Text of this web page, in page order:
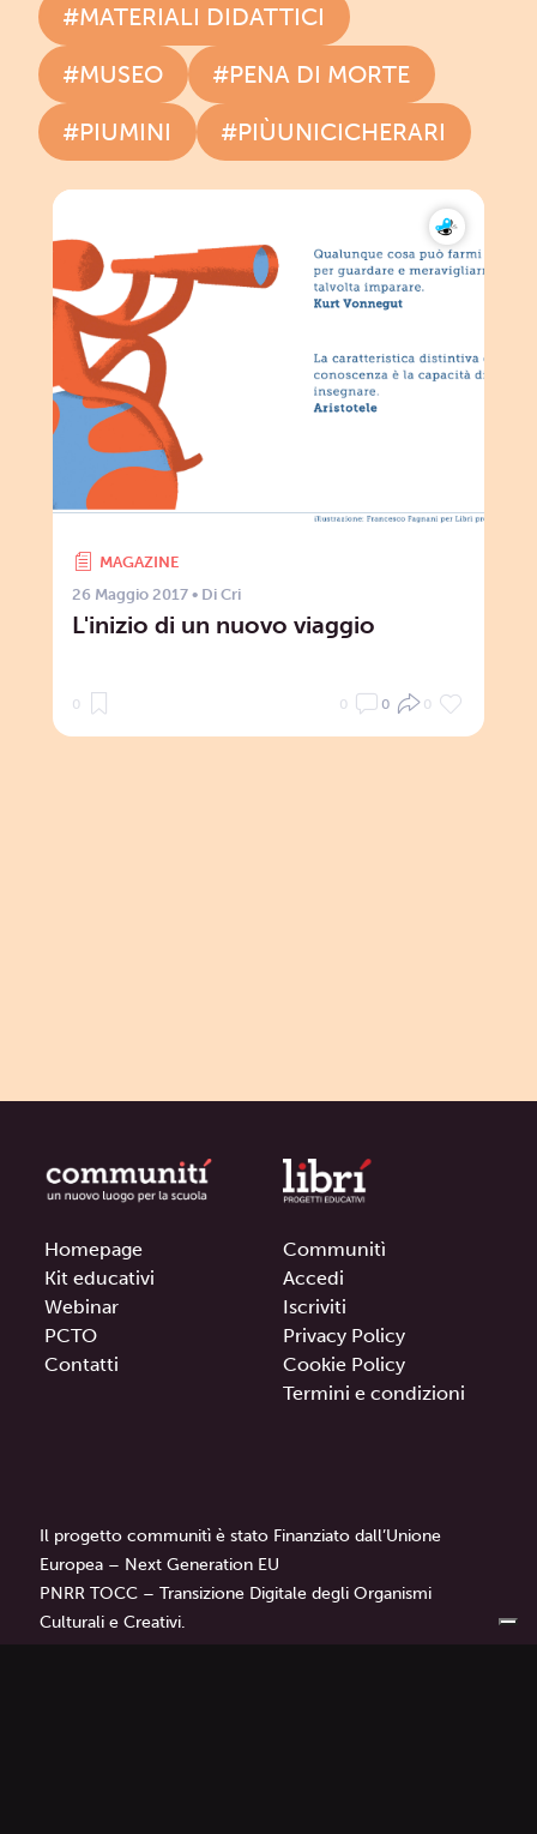
MAGAZINE
26 Maggio 2017 • Di Cri
L'inizio di un nuovo viaggio
0 0 0 0
#MATERIALI DIDATTICI
#MUSEO
#PENA DI MORTE
#PIUMINI
#PIÙUNICICHERARI
Homepage
Kit educativi
Webinar
PCTO
Contatti
Communitì
Accedi
Iscriviti
Privacy Policy
Cookie Policy
Termini e condizioni
Il progetto communitì è stato Finanziato dall’Unione
Europea – Next Generation EU
PNRR TOCC – Transizione Digitale degli Organismi
Culturali e Creativi.